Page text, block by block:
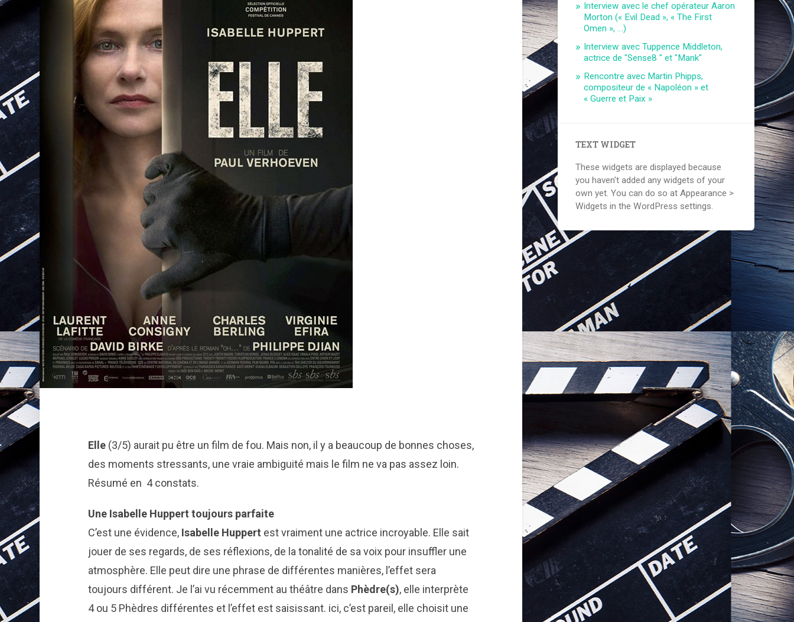
Elle(3/5) aurait pu être un film de fou. Mais non, il y a beaucoup de bonnes choses,
des moments stressants, une vraie ambiguité mais le film ne va pas assez loin.
Résumé en 4 constats.
Une Isabelle Huppert toujours parfaite
C’est une évidence, Isabelle Huppert est vraiment une actrice incroyable. Elle sait
jouer de ses regards, de ses réflexions, de la tonalité de sa voix pour insuffler une
atmosphère. Elle peut dire une phrase de différentes manières, l’effet sera
toujours différent. Je l’ai vu récemment au théâtre dans Phèdre(s), elle interprète
4 ou 5 Phèdres différentes et l’effet est saisissant. ici, c’est pareil, elle choisit une
Interview avec le chef opérateur Aaron
Morton (« Evil Dead », « The First
Omen », …)
Interview avec Tuppence Middleton,
actrice de "Sense8 " et "Mank"
Rencontre avec Martin Phipps,
compositeur de « Napoléon » et
« Guerre et Paix »
TEXT WIDGET
These widgets are displayed because
you haven't added any widgets of your
own yet. You can do so at Appearance >
Widgets in the WordPress settings.